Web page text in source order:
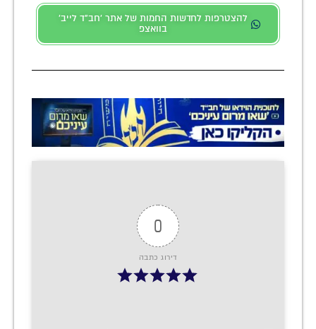
להצטרפות לחדשות החמות של אתר 'חב"ד לייב'
בוואצפ
0
דירוג כתבה